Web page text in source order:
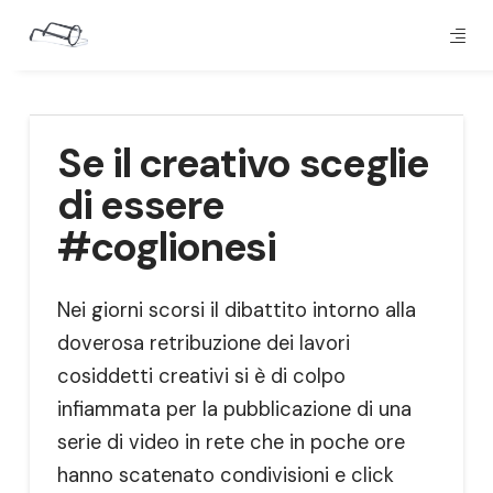
Se il creativo sceglie
di essere
#coglionesi
Nei giorni scorsi il dibattito intorno alla
doverosa retribuzione dei lavori
cosiddetti creativi si è di colpo
infiammata per la pubblicazione di una
serie di video in rete che in poche ore
hanno scatenato condivisioni e click